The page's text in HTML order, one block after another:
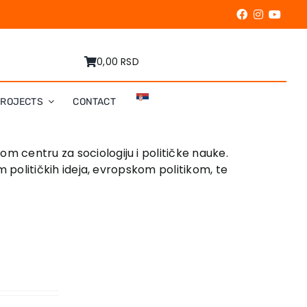
0,00 RSD
CONTACT
centru za sociologiju i političke nauke.
političkih ideja, evropskom politikom, te